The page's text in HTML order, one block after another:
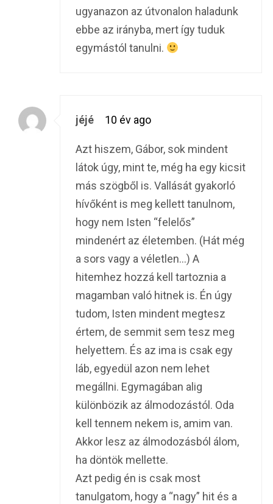
ugyanazon az útvonalon haladunk
ebbe az irányba, mert így tuduk
egymástól tanulni.
jéjé 10 év ago
Azt hiszem, Gábor, sok mindent
látok úgy, mint te, még ha egy kicsit
más szögből is. Vallását gyakorló
hívőként is meg kellett tanulnom,
hogy nem Isten “felelős”
mindenért az életemben. (Hát még
a sors vagy a véletlen…) A
hitemhez hozzá kell tartoznia a
magamban való hitnek is. Én úgy
tudom, Isten mindent megtesz
értem, de semmit sem tesz meg
helyettem. És az ima is csak egy
láb, egyedül azon nem lehet
megállni. Egymagában alig
különbözik az álmodozástól. Oda
kell tennem nekem is, amim van.
Akkor lesz az álmodozásból álom,
ha döntök mellette.
Azt pedig én is csak most
tanulgatom, hogy a “nagy” hit és a